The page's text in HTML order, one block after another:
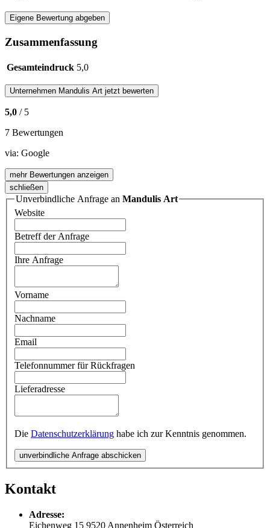
Eigene Bewertung abgeben
Zusammenfassung
Gesamteindruck 5,0
Unternehmen Mandulis Art jetzt bewerten
5,0 / 5
7 Bewertungen
via: Google
mehr Bewertungen anzeigen
schließen
Unverbindliche Anfrage an Mandulis Art
Website
Betreff der Anfrage
Ihre Anfrage
Vorname
Nachname
Email
Telefonnummer für Rückfragen
Lieferadresse
Die Datenschutzerklärung habe ich zur Kenntnis genommen.
unverbindliche Anfrage abschicken
Kontakt
Adresse:
Eichenweg 15 9520 Annenheim Österreich